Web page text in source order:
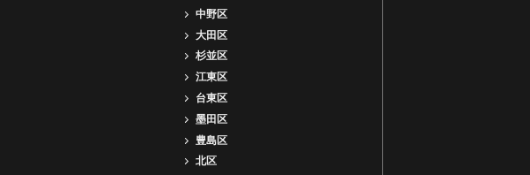
中野区
大田区
杉並区
江東区
台東区
墨田区
豊島区
北区